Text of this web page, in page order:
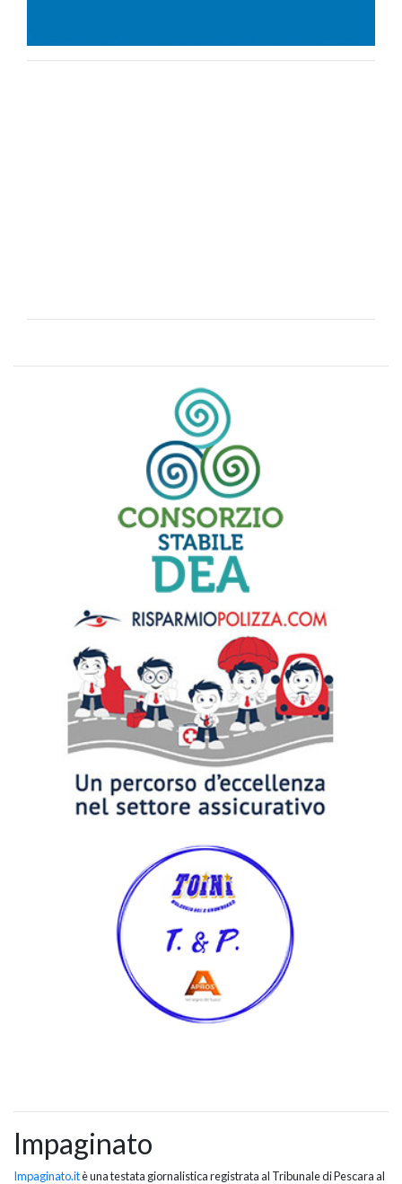
Impaginato
Impaginato.itè una testata giornalistica registrata al Tribunale di Pescara al